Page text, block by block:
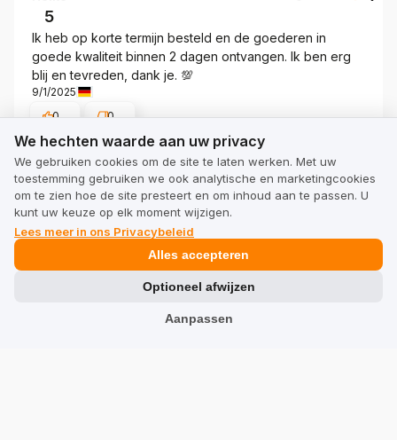
Toon origineel
5
Ik heb op korte termijn besteld en de goederen in
goede kwaliteit binnen 2 dagen ontvangen. Ik ben erg
blij en tevreden, dank je. 💯
9/1/2025
0
0
Karine
5
Deze zakjes zien er niet alleen goed uit, maar zijn ook
extreem duurzaam. Elegantie en subtiliteit van patronen
gaan hier hand in hand en creëren harmonie. Zakjes die
om mijn souvenirs intact te houden. ❤️❤️❤️❤️❤️❤️❤️
We hechten waarde aan uw privacy
We gebruiken cookies om de site te laten werken. Met uw
toestemming gebruiken we ook analytische en marketingcookies
om te zien hoe de site presteert en om inhoud aan te passen. U
kunt uw keuze op elk moment wijzigen.
Lees meer in ons Privacybeleid
Aanpassen
Optioneel afwijzen
Alles accepteren